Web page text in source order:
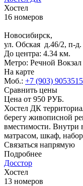
Хостел
16 номеров
Новосибирск,
ул. Обская д.46/2, п-д.
До центра: 4.34 км.
Метро: Речной Вокзал
На карте
Моб.: +7 (903) 9053515
Сравнить цены
Цена от 950 РУБ.
Хостел ДК
берегу живописной
вместимости. Внутри
матрасом, шкаф,
Связаться напрямую
Подробнее
Досстор
Хостел
13 номеров